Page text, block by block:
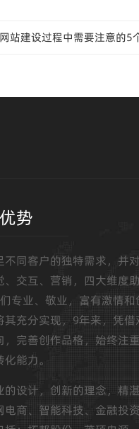
站建设过程中需要注意的5
势
不同客户的独特需求，并
、交互、营销，四大维度
专业、敬业，富有激情
其充分实现，9年来，凭
，完善创作品格，始终注
能力。
的设计，创新的理念，精
电商、智能科技、金融投